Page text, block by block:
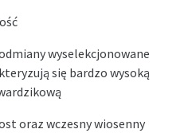
wyselekcjonowane
się bardzo wysoką
oraz wczesny wiosenny